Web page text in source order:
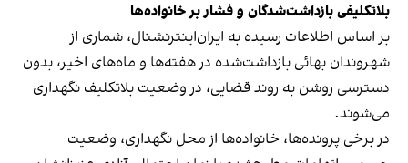
بلاتکلیفی بازداشت‌شدگان و فشار بر خانواده‌ها
بر اساس اطلاعات رسیده به ایران‌اینترنشنال، شماری از
شهروندان بهائی بازداشت‌شده در هفته‌ها و ماه‌های اخیر، بدون
دسترسی روشن به روند قضایی، در وضعیت بلاتکلیف نگهداری
می‌شوند.
در برخی پرونده‌ها، خانواده‌ها از محل نگهداری، وضعیت